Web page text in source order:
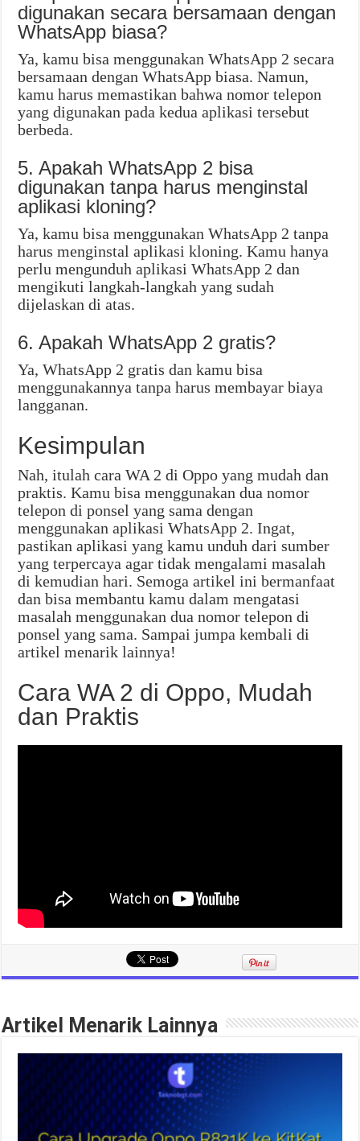
digunakan secara bersamaan dengan
WhatsApp biasa?
Ya, kamu bisa menggunakan WhatsApp 2 secara
bersamaan dengan WhatsApp biasa. Namun,
kamu harus memastikan bahwa nomor telepon
yang digunakan pada kedua aplikasi tersebut
berbeda.
5. Apakah WhatsApp 2 bisa
digunakan tanpa harus menginstal
aplikasi kloning?
Ya, kamu bisa menggunakan WhatsApp 2 tanpa
harus menginstal aplikasi kloning. Kamu hanya
perlu mengunduh aplikasi WhatsApp 2 dan
mengikuti langkah-langkah yang sudah
dijelaskan di atas.
6. Apakah WhatsApp 2 gratis?
Ya, WhatsApp 2 gratis dan kamu bisa
menggunakannya tanpa harus membayar biaya
langganan.
Kesimpulan
Nah, itulah cara WA 2 di Oppo yang mudah dan
praktis. Kamu bisa menggunakan dua nomor
telepon di ponsel yang sama dengan
menggunakan aplikasi WhatsApp 2. Ingat,
pastikan aplikasi yang kamu unduh dari sumber
yang terpercaya agar tidak mengalami masalah
di kemudian hari. Semoga artikel ini bermanfaat
dan bisa membantu kamu dalam mengatasi
masalah menggunakan dua nomor telepon di
ponsel yang sama. Sampai jumpa kembali di
artikel menarik lainnya!
Cara WA 2 di Oppo, Mudah
dan Praktis
Artikel Menarik Lainnya